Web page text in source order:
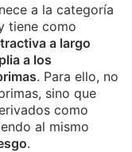
a la categoría
tiene como
a largo
a los
. Para ello, no
sino que
como
al mismo
.